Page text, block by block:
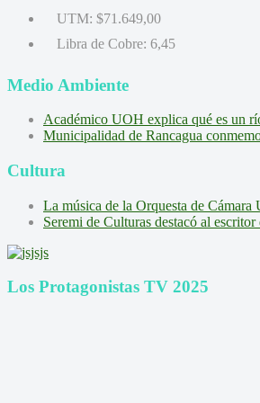
UTM: $71.649,00
Libra de Cobre: 6,45
Medio Ambiente
Académico UOH explica qué es un
Municipalidad de Rancagua
Cultura
La música de la Orquesta de
Seremi de Culturas destacó al
Los Protagonistas TV 2025